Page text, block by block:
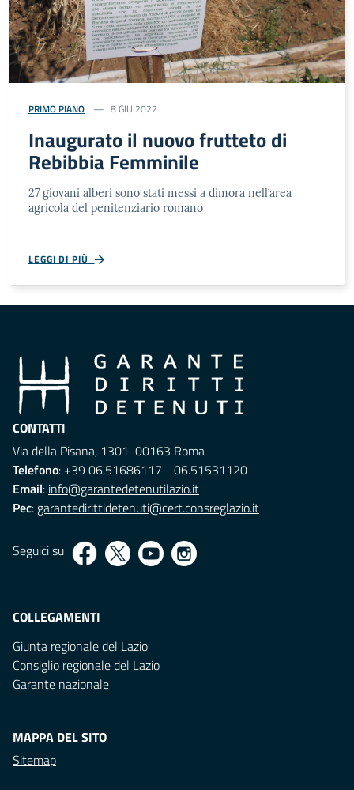
PRIMO PIANO 8 GIU 2022
Inaugurato il nuovo frutteto di
Rebibbia Femminile
27 giovani alberi sono stati messi a dimora nell’area
agricola del penitenziario romano
LEGGI DI PIÙ
CONTATTI
Via della Pisana, 1301 00163 Roma
Telefono: +39 06.51686117 - 06.51531120
Email: info@garantedetenutilazio.it
Pec: garantedirittidetenuti@cert.consreglazio.it
Seguici su
COLLEGAMENTI
Giunta regionale del Lazio
Consiglio regionale del Lazio
Garante nazionale
MAPPA DEL SITO
Sitemap